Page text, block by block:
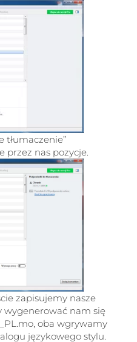
tłumaczenie”
przez nas pozycje.
zapisujemy nasze
wygenerować nam się
oba wgrywamy
językowego stylu.